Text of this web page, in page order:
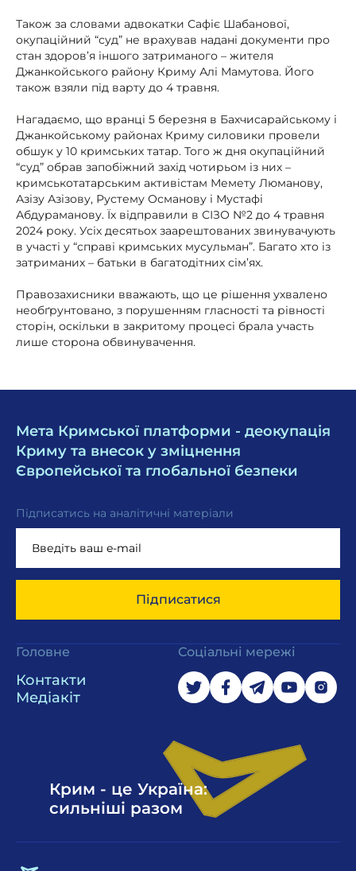
Також за словами адвокатки Сафіє Шабанової,
окупаційний “суд” не врахував надані документи про
стан здоров’я іншого затриманого – жителя
Джанкойського району Криму Алі Мамутова. Його
також взяли під варту до 4 травня.
Нагадаємо, що вранці 5 березня в Бахчисарайському і
Джанкойському районах Криму силовики провели
обшук у 10 кримських татар. Того ж дня окупаційний
“суд” обрав запобіжний захід чотирьом із них –
кримськотатарським активістам Мемету Люманову,
Азізу Азізову, Рустему Османову і Мустафі
Абдураманову. Їх відправили в СІЗО №2 до 4 травня
2024 року. Усіх десятьох заарештованих звинувачують
в участі у “справі кримських мусульман”. Багато хто із
затриманих – батьки в багатодітних сім’ях.
Правозахисники вважають, що це рішення ухвалено
необґрунтовано, з порушенням гласності та рівності
сторін, оскільки в закритому процесі брала участь
лише сторона обвинувачення.
Мета Кримської платформи - деокупація
Криму та внесок у зміцнення
Європейської та глобальної безпеки
Підписатись на аналітичні матеріали
Підписатися
Головне
Контакти
Медіакіт
Соціальні мережі
Крим - це Україна:
сильніші разом